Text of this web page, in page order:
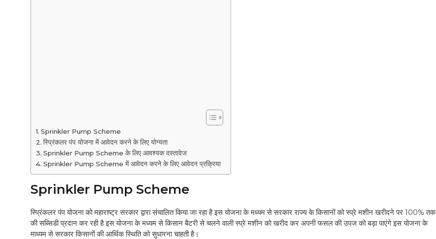
Sprinkler Pump Scheme
स्प्रिंकलर पंप योजना में आवेदन करने के लिए योग्यता
Sprinkler Pump Scheme के लिए आवश्यक दस्तावेज
Sprinkler Pump Scheme में आवेदन करने के लिए आवेदन प्रक्रिया
Sprinkler Pump Scheme
स्प्रिंकलर पंप योजना को महाराष्ट्र सरकार द्वारा संचालित किया जा रहा है इस योजना के मध्यम से सरकार राज्य के किसानों को स्प्रे मशीन खरीदने पर 100% तक
की सब्सिडी प्रदान कर रही है इस योजना के मध्यम से किसान बैटरी से चलने वाली स्प्रे मशीन को खरीद कर अपनी फसल की उपज को बड़ा पाएंगे इस योजना के
माध्यम से सरकार किसानों की आर्थिक स्थिति को सुधारना चाहती है।